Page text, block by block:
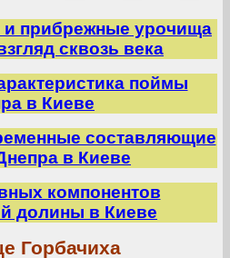
и прибрежные урочища
сквозь века
поймы
в Киеве
составляющие
в Киеве
компонентов
долины в Киеве
Горбачиха